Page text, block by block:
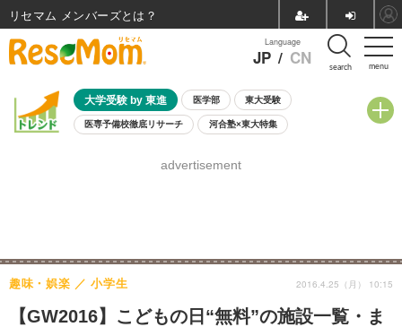
menu
Language
JP / CN search
大学受験 by 東進 医学部 東大受験
医専予備校徹底リサーチ 河合塾×東大特集
8月開催学校説明会・相談会
advertisement
【GW2016】こどもの日“無料”の施設一覧・ま
趣味・娯楽 小学生 2016.4.25（月） 10:15
リセマム メンバーズ